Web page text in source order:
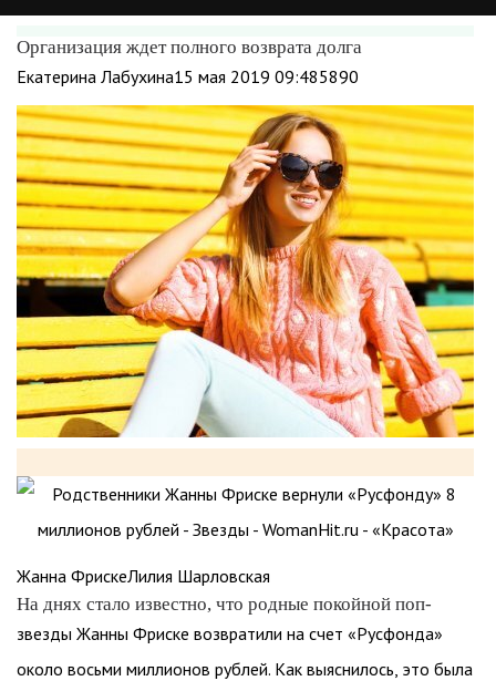
Организация ждет полного возврата долга
Екатерина Лабухина15 мая 2019 09:485890
Жанна ФрискеЛилия Шарловская
На днях стало известно, что родные покойной поп-
звезды Жанны Фриске возвратили на счет «Русфонда»
около восьми миллионов рублей. Как выяснилось, это была